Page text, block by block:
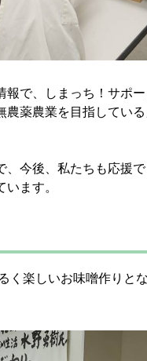
で、しまっち！サポ
薬農業を目指してい
今後、私たちも応援
ます。
楽しいお味噌作りとな